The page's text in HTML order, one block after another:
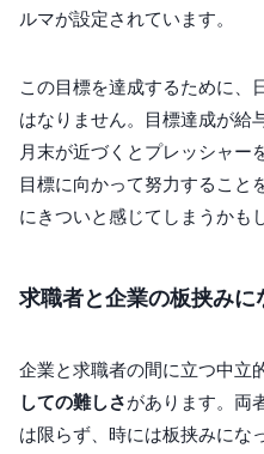
ルマが設定されています。
この目標を達成するために、
はなりません。目標達成が給
月末が近づくとプレッシャー
目標に向かって努力すること
にきついと感じてしまうかも
求職者と企業の板挟みに
企業と求職者の間に立つ中立
しての難しさがあります。両
は限らず、時には板挟みにな